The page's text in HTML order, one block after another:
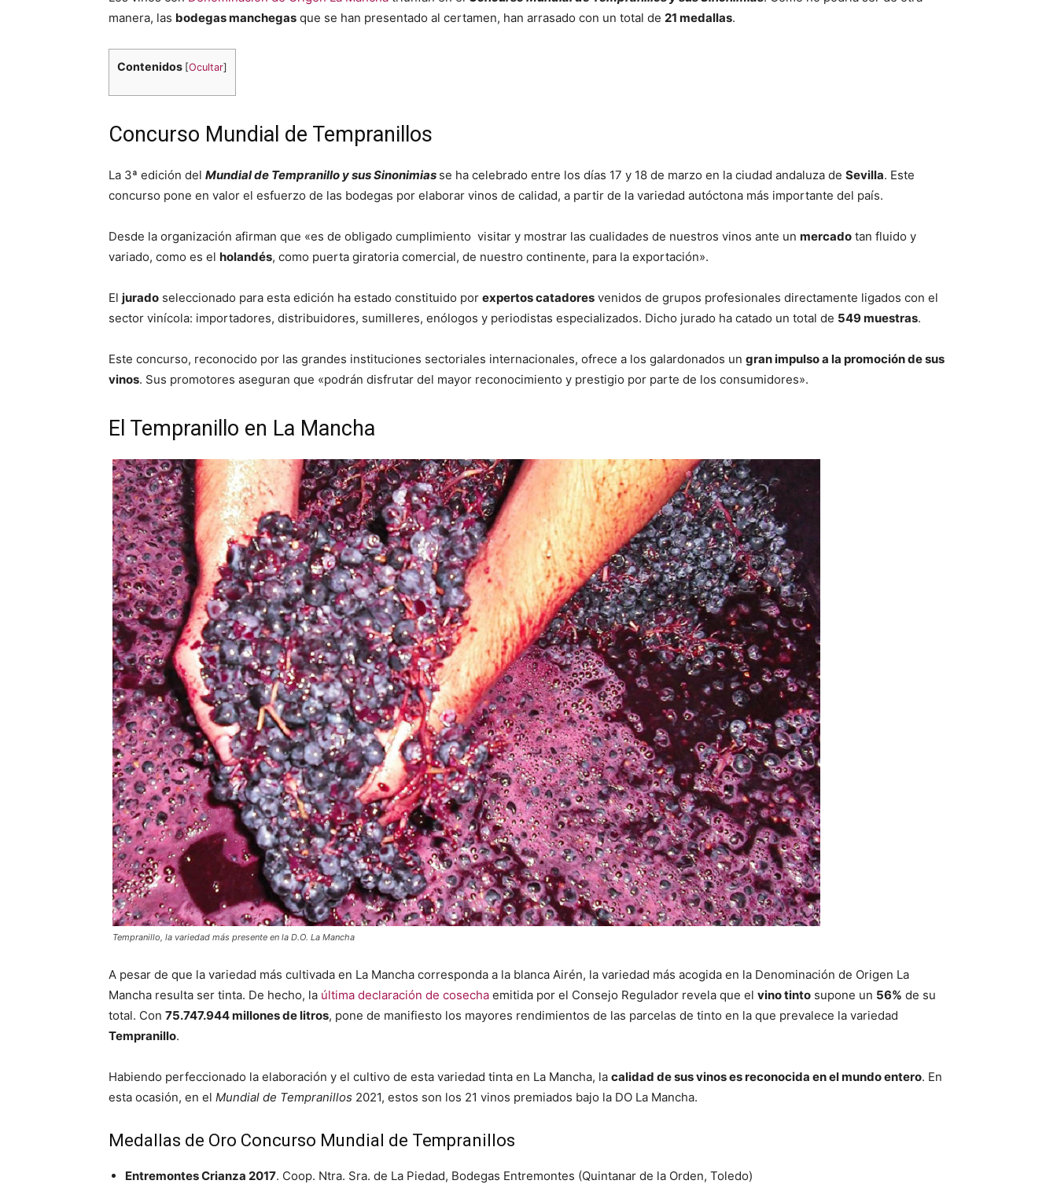
manera, las bodegas manchegas que se han presentado al certamen, han arrasado con un total de 21 medallas.
Contenidos [Ocultar]
Concurso Mundial de Tempranillos
La 3ª edición del Mundial de Tempranillo y sus Sinonimias se ha celebrado entre los días 17 y 18 de marzo en la ciudad andaluza de Sevilla. Este
concurso pone en valor el esfuerzo de las bodegas por elaborar vinos de calidad, a partir de la variedad autóctona más importante del país.
Desde la organización afirman que «es de obligado cumplimiento visitar y mostrar las cualidades de nuestros vinos ante un mercado tan fluido y
variado, como es el holandés, como puerta giratoria comercial, de nuestro continente, para la exportación».
El jurado seleccionado para esta edición ha estado constituido por expertos catadores venidos de grupos profesionales directamente ligados con el
sector vinícola: importadores, distribuidores, sumilleres, enólogos y periodistas especializados. Dicho jurado ha catado un total de 549 muestras.
Este concurso, reconocido por las grandes instituciones sectoriales internacionales, ofrece a los galardonados un gran impulso a la promoción de sus
vinos. Sus promotores aseguran que «podrán disfrutar del mayor reconocimiento y prestigio por parte de los consumidores».
El Tempranillo en La Mancha
Tempranillo, la variedad más presente en la D.O. La Mancha
A pesar de que la variedad más cultivada en La Mancha corresponda a la blanca Airén, la variedad más acogida en la Denominación de Origen La
Mancha resulta ser tinta. De hecho, la última declaración de cosecha emitida por el Consejo Regulador revela que el vino tinto supone un 56% de su
total. Con 75.747.944 millones de litros, pone de manifiesto los mayores rendimientos de las parcelas de tinto en la que prevalece la variedad
Tempranillo.
Habiendo perfeccionado la elaboración y el cultivo de esta variedad tinta en La Mancha, la calidad de sus vinos es reconocida en el mundo entero. En
esta ocasión, en el Mundial de Tempranillos 2021, estos son los 21 vinos premiados bajo la DO La Mancha.
Medallas de Oro Concurso Mundial de Tempranillos
Entremontes Crianza 2017. Coop. Ntra. Sra. de La Piedad, Bodegas Entremontes (Quintanar de la Orden, Toledo)